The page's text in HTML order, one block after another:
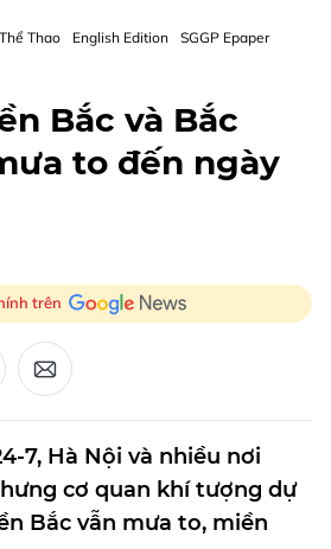
Thao English Edition SGGP Epaper
Bắc và Bắc
to đến ngày
trên
7, Hà Nội và nhiều nơi
cơ quan khí tượng dự
Bắc vẫn mưa to, miền